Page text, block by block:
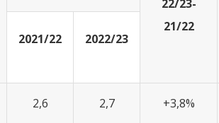
22/23-
21/22
2021/22
2022/23
2,6 2,7 +3,8%